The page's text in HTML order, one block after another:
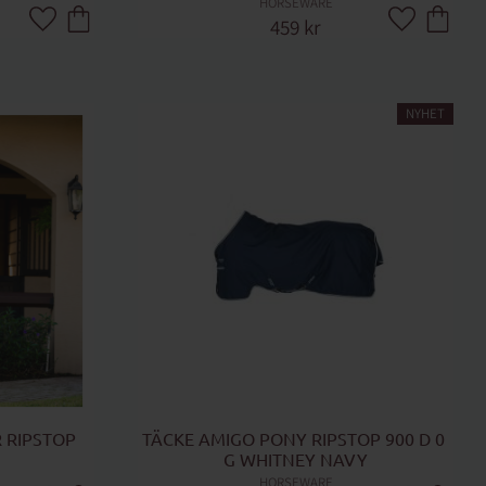
Lägg till i favoriter 459 kr Lägg till i
TÄCKE AMIGO PONY RIPSTOP 900 D 0
G WHITNEY NAVY
HORSEWARE
NYHET